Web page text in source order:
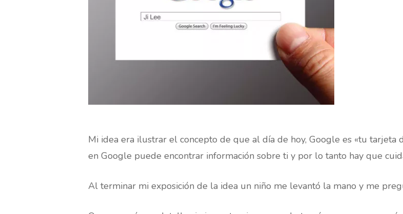
Mi idea era ilustrar el concepto de que al día de hoy, Google es «tu tarjeta
en Google puede encontrar información sobre ti y por lo tanto hay que
Al terminar mi exposición de la idea un niño me levantó la mano y me